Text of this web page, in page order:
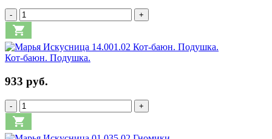
- +
Кот-баюн. Подушка.
933 руб.
- +